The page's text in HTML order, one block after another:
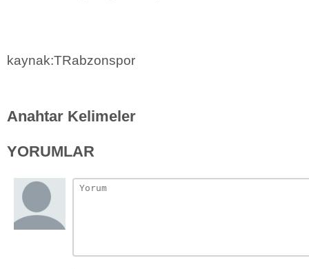
kaynak:TRabzonspor
Anahtar Kelimeler
YORUMLAR